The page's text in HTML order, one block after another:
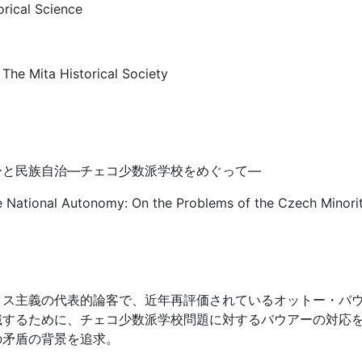
Science
Mita Historical Society
と民族自治―チェコ少数派学校をめぐって―
National Autonomy: On the Problems of the Czech
主義の代表的論客で、近年再評価されているオットー・バ
るために、チェコ少数派学校問題に対するバウアーの対応
盾の背景を追求。